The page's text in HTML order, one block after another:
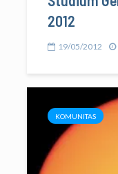
2012
19/05/2012
KOMUNITAS